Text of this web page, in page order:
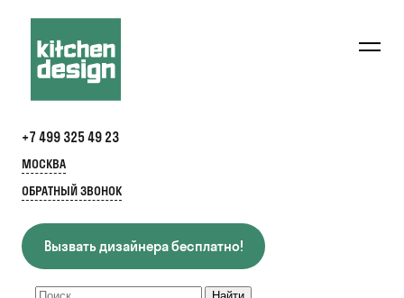
+7 499 325 49 23
МОСКВА
ОБРАТНЫЙ ЗВОНОК
Вызвать дизайнера бесплатно!